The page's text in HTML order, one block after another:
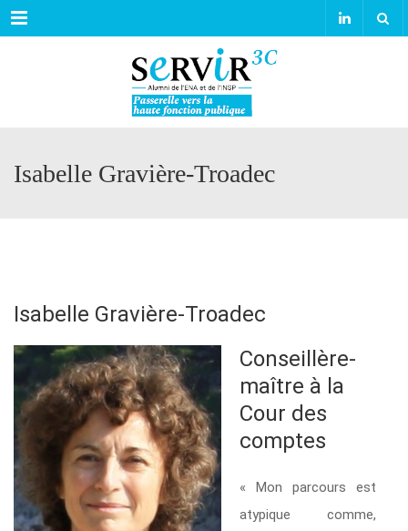
Menu
Isabelle Gravière-Troadec
Isabelle Gravière-Troadec
Conseillère-
maître à la
Cour des
comptes
« Mon parcours est
atypique comme,